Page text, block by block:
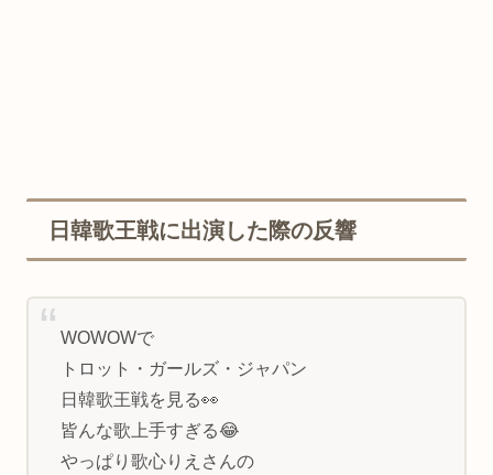
日韓歌王戦に出演した際の反響
WOWOWで
トロット・ガールズ・ジャパン
日韓歌王戦を見る👀
皆んな歌上手すぎる😂
やっぱり歌心りえさんの